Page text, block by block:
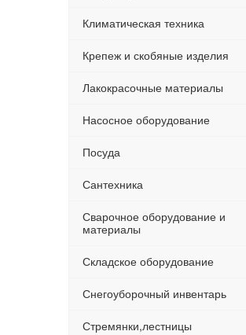
Климатическая техника
Крепеж и скобяные изделия
Лакокрасочные материалы
Насосное оборудование
Посуда
Сантехника
Сварочное оборудование и
материалы
Складское оборудование
Снегоуборочный инвентарь
Стремянки,лестницы